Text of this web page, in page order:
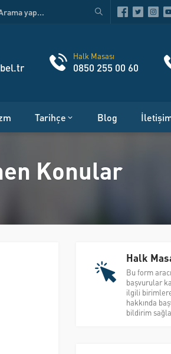
Halk Masası
0850 255 00 60
Tarihçe Blog
Konular
Halk
Bu form
başvurular
ilgili
hakkında
bildirim